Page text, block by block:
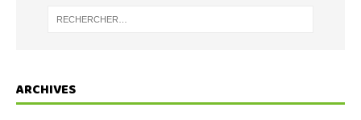
ARCHIVES